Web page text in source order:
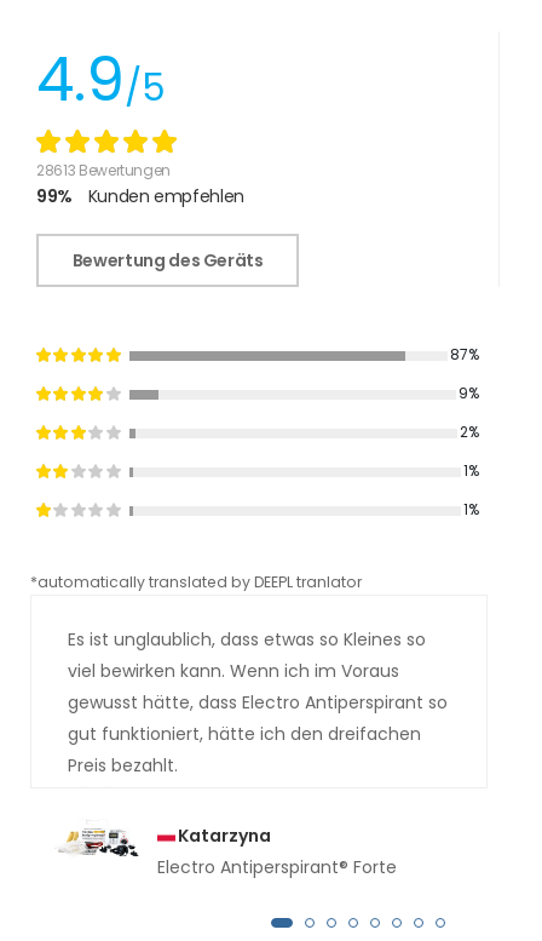
4.9/5
28613 Bewertungen
99% Kunden empfehlen
Bewertung des Geräts
87%
9%
2%
1%
1%
*automatically translated by DEEPL tranlator
Es ist unglaublich, dass etwas so Kleines so
viel bewirken kann. Wenn ich im Voraus
gewusst hätte, dass Electro Antiperspirant so
gut funktioniert, hätte ich den dreifachen
Preis bezahlt.
Katarzyna
Electro Antiperspirant® Forte